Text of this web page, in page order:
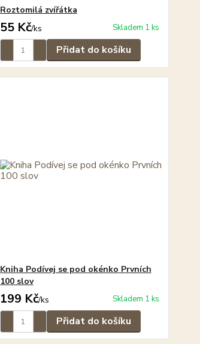
Roztomilá zvířátka
55 Kč/ks Skladem 1 ks
Přidat do košíku
Kniha Podívej se pod okénko Prvních
100 slov
199 Kč/ks Skladem 1 ks
Přidat do košíku